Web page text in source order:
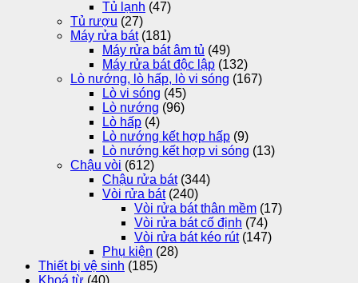
Tủ lạnh (47)
Tủ rượu (27)
Máy rửa bát (181)
Máy rửa bát âm tủ (49)
Máy rửa bát độc lập (132)
Lò nướng, lò hấp, lò vi sóng (167)
Lò vi sóng (45)
Lò nướng (96)
Lò hấp (4)
Lò nướng kết hợp hấp (9)
Lò nướng kết hợp vi sóng (13)
Chậu vòi (612)
Chậu rửa bát (344)
Vòi rửa bát (240)
Vòi rửa bát thân mềm (17)
Vòi rửa bát cố định (74)
Vòi rửa bát kéo rút (147)
Phụ kiện (28)
Thiết bị vệ sinh (185)